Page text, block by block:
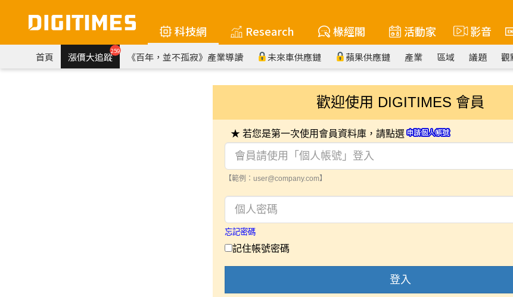
科技網 Research 椽經閣 活動家 影音
首頁 漲價大追蹤259 《百年，並不孤寂》產業導讀 未來車供應鏈 蘋果供應鏈 產業 區域 議題 觀
歡迎使用 DIGITIMES 會員
★ 若您是第一次使用會員資料庫，請點選
【範例：user@company.com】
忘記密碼
記住帳號密碼
登入